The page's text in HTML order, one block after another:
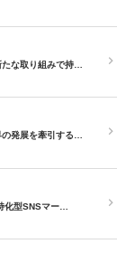
な取り組みで持…
の発展を牽引する…
化型SNSマー…